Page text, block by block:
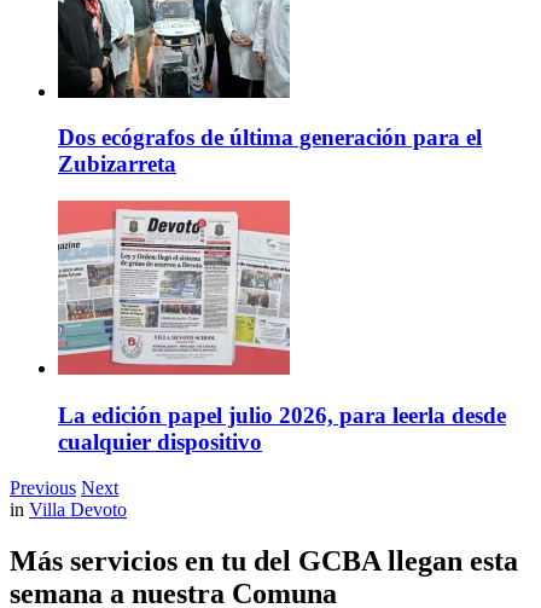
Dos ecógrafos de última generación para el
Zubizarreta
La edición papel julio 2026, para leerla desde
cualquier dispositivo
Previous Next
in Villa Devoto
Más servicios en tu del GCBA llegan esta
semana a nuestra Comuna